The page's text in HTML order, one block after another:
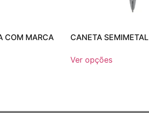
COM MARCA
CANETA SEMIMETAL
Ver opções